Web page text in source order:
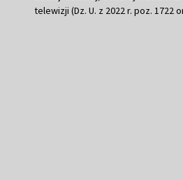
telewizji (Dz. U. z 2022 r. poz. 1722